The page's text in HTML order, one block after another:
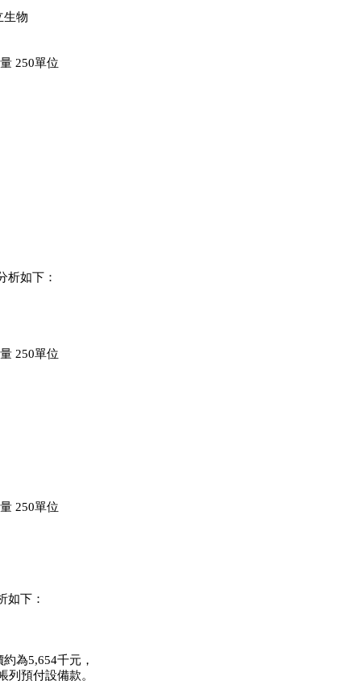
生物
250單位
析如下：
250單位
250單位
如下：
為5,654千元，
列預付設備款。